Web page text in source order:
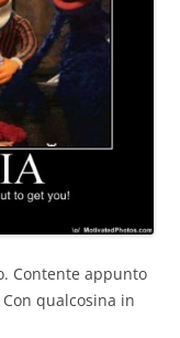
Contente appunto
qualcosina in